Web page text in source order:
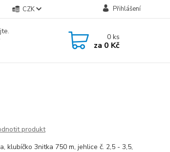
CZK Přihlášení
0ks
za 0 Kč
produkt
klubíčko 3nitka 750 m, jehlice č. 2,5 - 3,5,